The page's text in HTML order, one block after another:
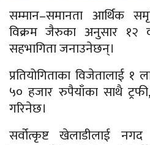
सम्मान–समानता आर्थिक
विक्रम जैरुका अनुसार १२
सहभागिता जनाउनेछन्।
प्रतियोगिताका विजेतालाई
५० हजार रुपैयाँका साथै
गरिनेछ।
सर्वोत्कृष्ट खेलाडीलाई